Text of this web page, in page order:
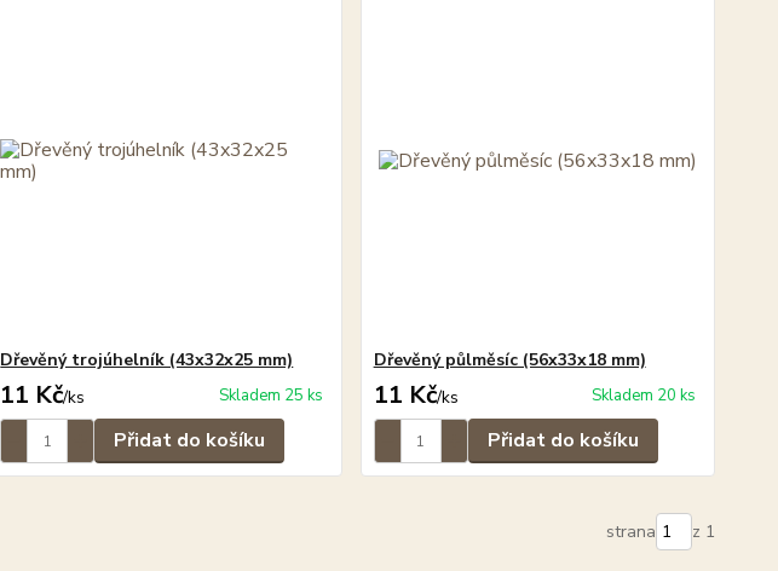
Dřevěný trojúhelník (43x32x25 mm)
11 Kč/ks Skladem 25 ks
Přidat do košíku
Dřevěný půlměsíc (56x33x18 mm)
11 Kč/ks Skladem 20 ks
Přidat do košíku
strana z 1